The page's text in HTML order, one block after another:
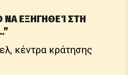
ΝΑ ΕΞΗΓΗΘΕΊ ΣΤΗ
κέντρα κράτησης